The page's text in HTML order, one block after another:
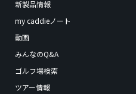
新製品情報
my caddieノート
動画
みんなのQ&A
ゴルフ場検索
ツアー情報